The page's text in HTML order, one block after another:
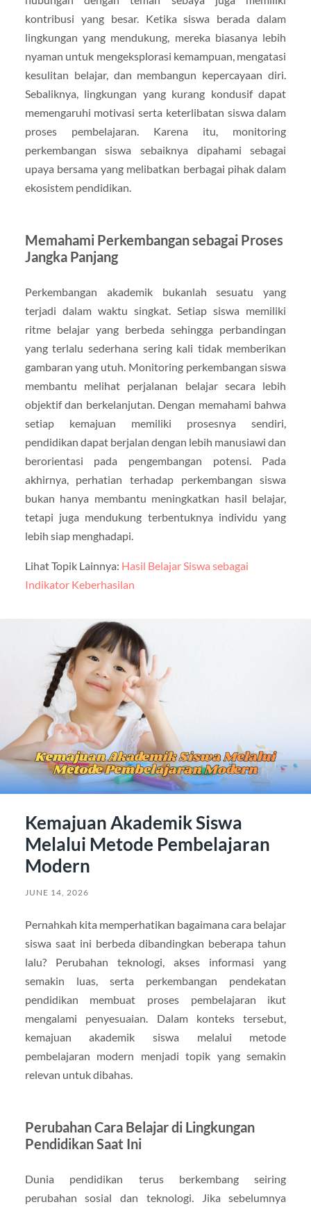
kontribusi yang besar. Ketika siswa berada dalam
lingkungan yang mendukung, mereka biasanya lebih
nyaman untuk mengeksplorasi kemampuan, mengatasi
kesulitan belajar, dan membangun kepercayaan diri.
Sebaliknya, lingkungan yang kurang kondusif dapat
memengaruhi motivasi serta keterlibatan siswa dalam
proses pembelajaran. Karena itu, monitoring
perkembangan siswa sebaiknya dipahami sebagai
upaya bersama yang melibatkan berbagai pihak dalam
ekosistem pendidikan.
Memahami Perkembangan sebagai Proses
Jangka Panjang
Perkembangan akademik bukanlah sesuatu yang
terjadi dalam waktu singkat. Setiap siswa memiliki
ritme belajar yang berbeda sehingga perbandingan
yang terlalu sederhana sering kali tidak memberikan
gambaran yang utuh. Monitoring perkembangan siswa
membantu melihat perjalanan belajar secara lebih
objektif dan berkelanjutan. Dengan memahami bahwa
setiap kemajuan memiliki prosesnya sendiri,
pendidikan dapat berjalan dengan lebih manusiawi dan
berorientasi pada pengembangan potensi. Pada
akhirnya, perhatian terhadap perkembangan siswa
bukan hanya membantu meningkatkan hasil belajar,
tetapi juga mendukung terbentuknya individu yang
lebih siap menghadapi.
Lihat Topik Lainnya: Hasil Belajar Siswa sebagai
Indikator Keberhasilan
Kemajuan Akademik Siswa
Melalui Metode Pembelajaran
Modern
JUNE 14, 2026
Pernahkah kita memperhatikan bagaimana cara belajar
siswa saat ini berbeda dibandingkan beberapa tahun
lalu? Perubahan teknologi, akses informasi yang
semakin luas, serta perkembangan pendekatan
pendidikan membuat proses pembelajaran ikut
mengalami penyesuaian. Dalam konteks tersebut,
kemajuan akademik siswa melalui metode
pembelajaran modern menjadi topik yang semakin
relevan untuk dibahas.
Perubahan Cara Belajar di Lingkungan
Pendidikan Saat Ini
Dunia pendidikan terus berkembang seiring
perubahan sosial dan teknologi. Jika sebelumnya